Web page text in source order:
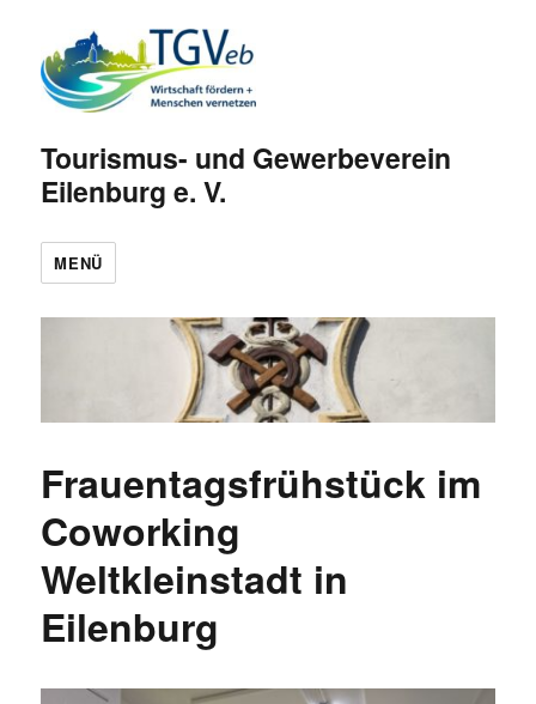
Tourismus- und Gewerbeverein
Eilenburg e. V.
MENÜ
Frauentagsfrühstück im
Coworking
Weltkleinstadt in
Eilenburg